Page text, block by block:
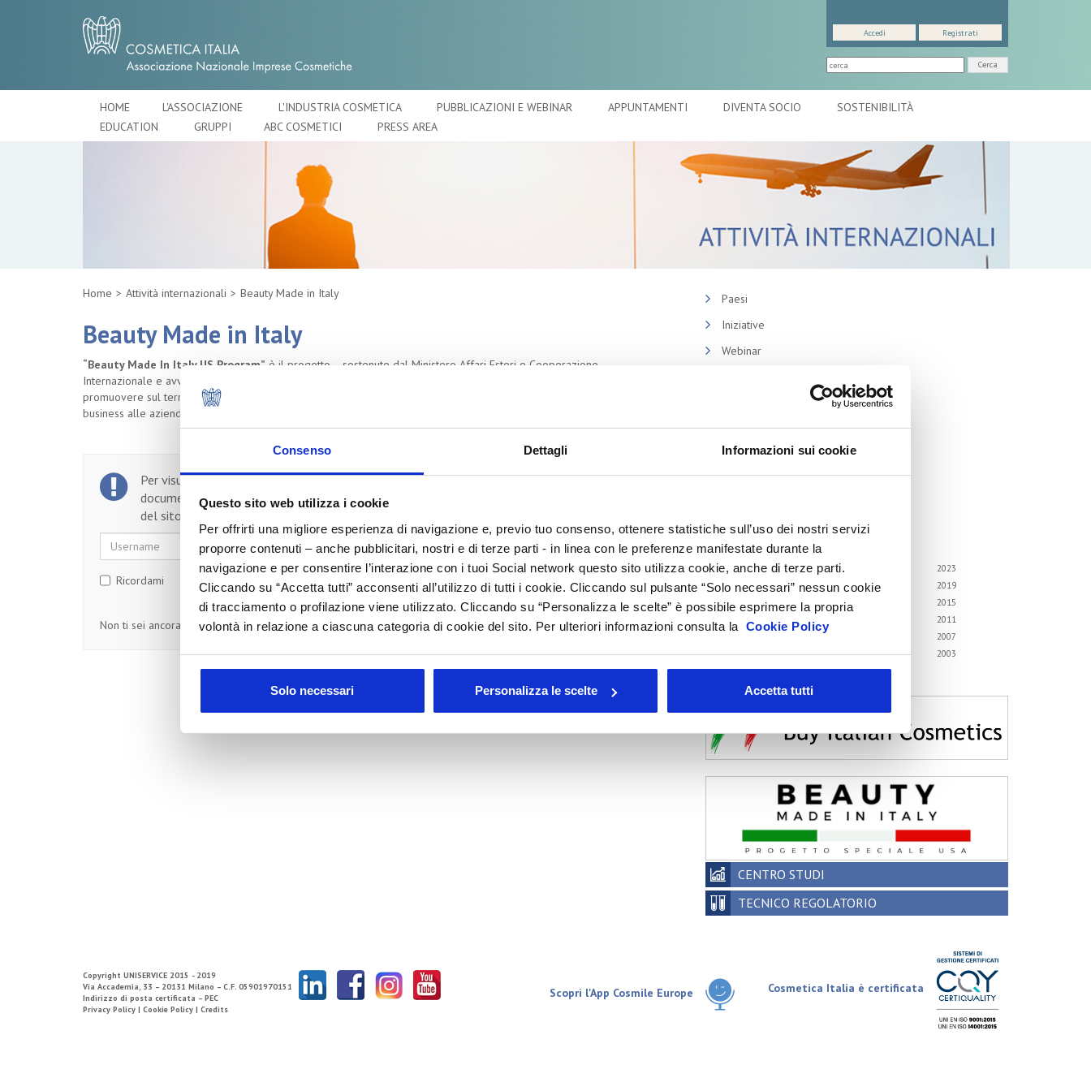
Consenso Dettagli Informazioni sui cookie
Questo sito web utilizza i cookie
Per offrirti una migliore esperienza di navigazione e, previo tuo consenso, ottenere statistiche sull’uso dei nostri servizi
proporre contenuti – anche pubblicitari, nostri e di terze parti - in linea con le preferenze manifestate durante la
navigazione e per consentire l’interazione con i tuoi Social network questo sito utilizza cookie, anche di terze parti.
Cliccando su “Accetta tutti” acconsenti all’utilizzo di tutti i cookie. Cliccando sul pulsante “Solo necessari” nessun cookie
di tracciamento o profilazione viene utilizzato. Cliccando su “Personalizza le scelte” è possibile esprimere la propria
volontà in relazione a ciascuna categoria di cookie del sito. Per ulteriori informazioni consulta la Cookie Policy
Solo necessari Personalizza le scelte Accetta tutti
Cerca
Accedi Registrati
HOME L'ASSOCIAZIONE L'INDUSTRIA COSMETICA PUBBLICAZIONI E WEBINAR APPUNTAMENTI DIVENTA SOCIO
SOSTENIBILITÀ
EDUCATION
GRUPPI ABC COSMETICI PRESS AREA
Home Attività internazionali Beauty Made in Italy
Beauty Made in Italy
“Beauty Made In Italy US Program” è il progetto - sostenuto dal Ministero Affari Esteri e Cooperazione
Internazionale e avviato nel 2017 da Agenzia ICE in collaborazione con Cosmetica Italia – che ha l’obiettivo di
promuovere sul territorio statunitense la conoscenza della cosmesi made in Italy e di offrire nuove opportunità di
business alle aziende italiane.
Per visualizzare il testo completo del
documento, devi essere un utente registrato
del sito.
Username Password
Ricordami
Non ti sei ancora registrato? Registrati
Paesi
Iniziative
Webinar
Memorandum of Understanding
Corsi di formazione
Contatti utili
FAQ
Tutti gli anni
2026 2025
2023
2022
2021 2020
2019
2018
2017
2015
2014
2013
2011
2007
2006
2005 2004
2003
2002
CENTRO STUDI
TECNICO REGOLATORIO
Copyright UNISERVICE 2015 - 2019
Via Accademia, 33 – 20131 Milano – C.F. 05901970151
Indirizzo di posta certificata – PEC
Privacy Policy | Cookie Policy | Credits
Cosmetica Italia è certificata
Scopri l'App Cosmile Europe